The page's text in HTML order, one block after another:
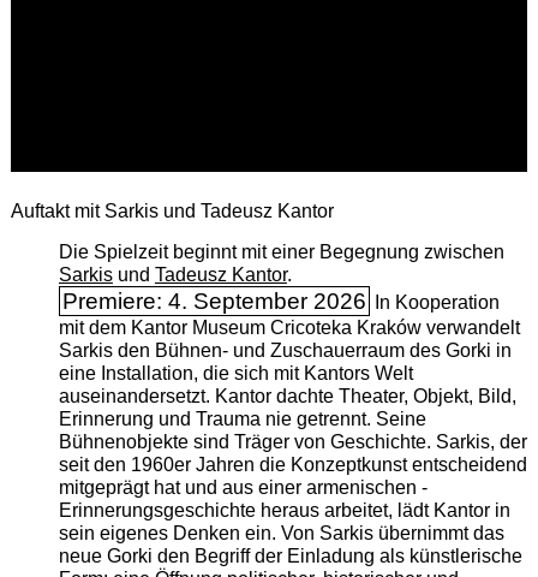
Auftakt mit Sarkis und Tadeusz Kantor
Die Spielzeit beginnt mit einer Begegnung zwischen
Sarkisund Tadeusz Kantor.
Premiere: 4. September 2026
In Kooperation
mit dem Kantor Museum Cricoteka Kraków verwandelt
Sarkis den Bühnen- und Zuschauerraum des Gorki in
eine Installation, die sich mit Kantors Welt
auseinandersetzt. Kantor dachte Theater, Objekt, Bild,
Erinnerung und Trauma nie getrennt. Seine
Bühnenobjekte sind Träger von Geschichte. Sarkis, der
seit den 1960er Jahren die Konzeptkunst entscheidend
mitgeprägt hat und aus einer armenischen ­
Erinnerungsgeschichte heraus arbeitet, lädt Kantor in
sein eigenes Denken ein. Von Sarkis übernimmt das
neue Gorki den Begriff der Einladung als künstlerische